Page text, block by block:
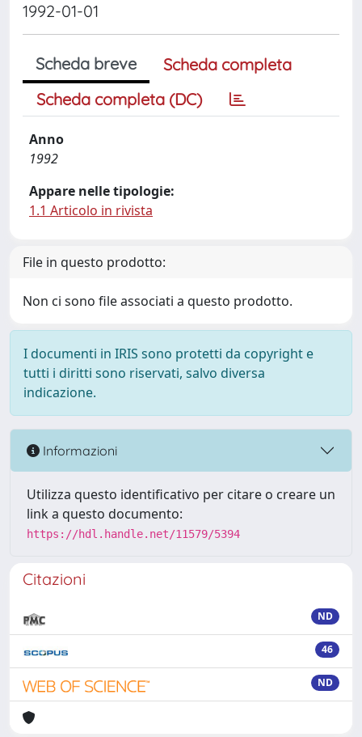
1992-01-01
Scheda breve
Scheda completa
Scheda completa (DC)
Anno
1992
Appare nelle tipologie:
1.1 Articolo in rivista
File in questo prodotto:
Non ci sono file associati a questo prodotto.
I documenti in IRIS sono protetti da copyright e
tutti i diritti sono riservati, salvo diversa
indicazione.
Informazioni
Utilizza questo identificativo per citare o creare un
link a questo documento:
https://hdl.handle.net/11579/5394
Citazioni
ND
46
ND